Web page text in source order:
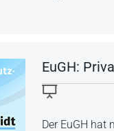
EuGH:
Der EuGH hat